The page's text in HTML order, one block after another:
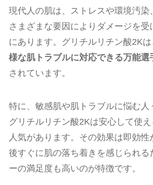
現代人の肌は、ストレスや環境汚染
さまざまな要因によりダメージを受
にあります。グリチルリチン酸2K
様な肌トラブルに対応できる万能選
されています。
特に、敏感肌や肌トラブルに悩む人
グリチルリチン酸2Kは安心して使
人気があります。その効果は即効性
後すぐに肌の落ち着きを感じられる
ーの満足度も高いのが特徴です。